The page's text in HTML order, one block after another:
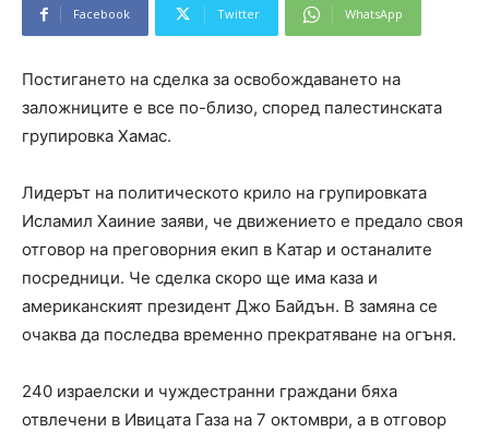
Facebook Twitter WhatsApp
Постигането на сделка за освобождаването на
заложниците е все по-близо, според палестинската
групировка Хамас.
Лидерът на политическото крило на групировката
Исламил Хаиние заяви, че движението е предало своя
отговор на преговорния екип в Катар и останалите
посредници. Че сделка скоро ще има каза и
американският президент Джо Байдън. В замяна се
очаква да последва временно прекратяване на огъня.
240 израелски и чуждестранни граждани бяха
отвлечени в Ивицата Газа на 7 октомври, а в отговор